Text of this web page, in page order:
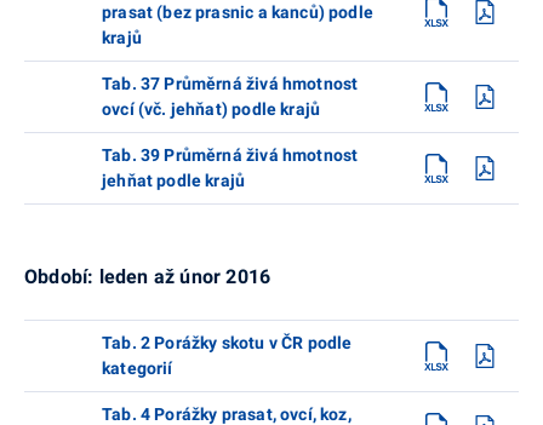
prasat (bez prasnic a kanců) podle
krajů
Tab. 37 Průměrná živá hmotnost
ovcí (vč. jehňat) podle krajů
Tab. 39 Průměrná živá hmotnost
jehňat podle krajů
Období: leden až únor 2016
Tab. 2 Porážky skotu v ČR podle
kategorií
Tab. 4 Porážky prasat, ovcí, koz,